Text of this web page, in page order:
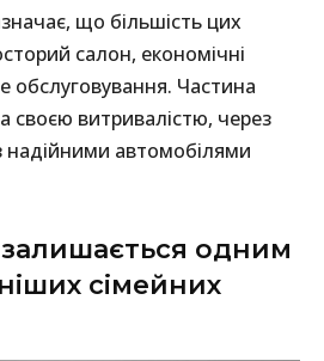
що більшість цих
салон, економічні
обслуговування. Частина
витривалістю, через
надійними автомобілями
одним
сімейних